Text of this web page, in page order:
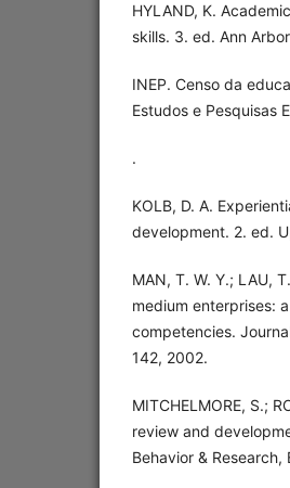
HYLAND, K.
skills. 3. ed. Ann
INEP. Censo da
Estudos e Pesquisas
.
KOLB, D. A.
development. 2. ed.
MAN, T. W. Y.; LAU,
medium enterprises:
competencies.
142, 2002.
MITCHELMORE, S.;
review and
Behavior &